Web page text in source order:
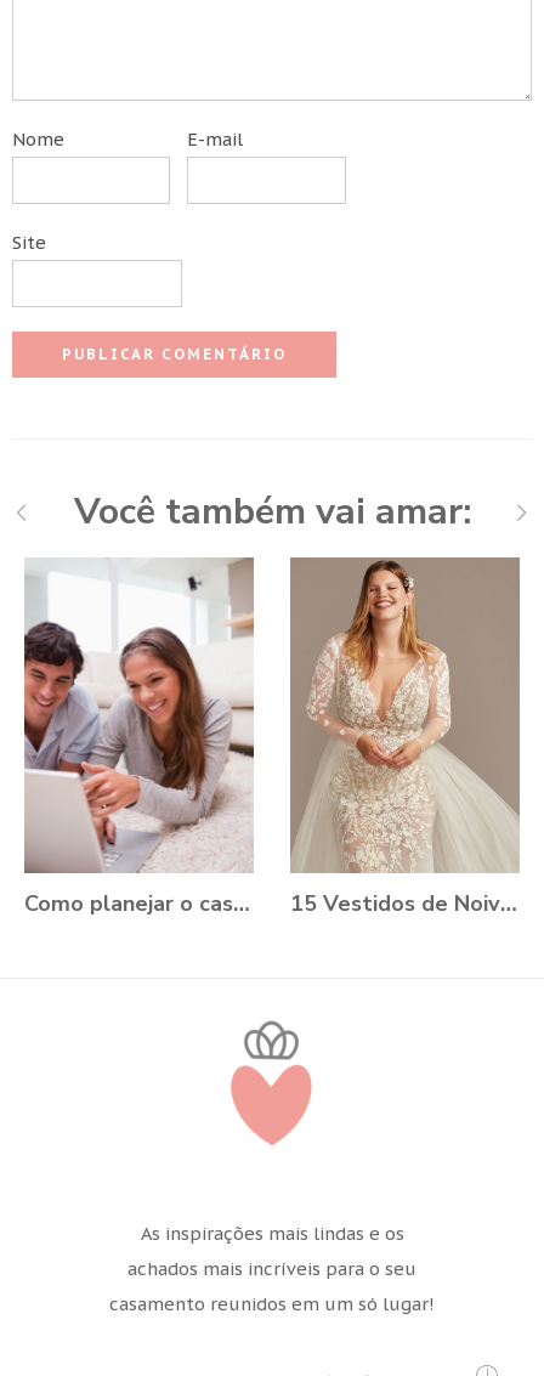
Nome E-mail
Site
Você também vai amar:
Como planejar o casamento durante a Pandemia? 15 Vestidos de Noiva Plus Size para você se apaixonar
As inspirações mais lindas e os
achados mais incríveis para o seu
casamento reunidos em um só lugar!